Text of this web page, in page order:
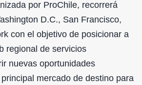
por ProChile, recorrerá
D.C., San Francisco,
con el objetivo de posicionar a
regional de servicios
nuevas oportunidades
mercado de destino para